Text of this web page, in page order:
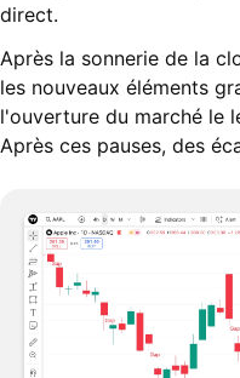
direct.
Après la sonnerie de la
les nouveaux éléments
l'ouverture du marché le
Après ces pauses, des